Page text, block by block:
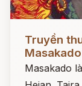
Đọc ngay
Truyền
Masakado
Masakado